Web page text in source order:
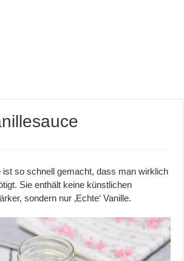
ist so schnell gemacht, dass man wirklich
Sie enthält keine künstlichen
sondern nur ‚Echte‘ Vanille.